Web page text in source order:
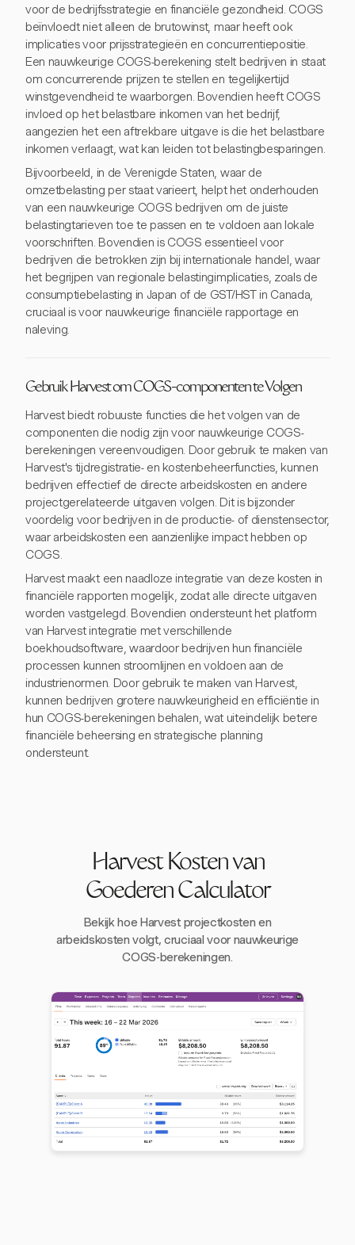
voor de bedrijfsstrategie en financiële gezondheid. COGS
beïnvloedt niet alleen de brutowinst, maar heeft ook
implicaties voor prijsstrategieën en concurrentiepositie.
Een nauwkeurige COGS-berekening stelt bedrijven in staat
om concurrerende prijzen te stellen en tegelijkertijd
winstgevendheid te waarborgen. Bovendien heeft COGS
invloed op het belastbare inkomen van het bedrijf,
aangezien het een aftrekbare uitgave is die het belastbare
inkomen verlaagt, wat kan leiden tot belastingbesparingen.
Bijvoorbeeld, in de Verenigde Staten, waar de
omzetbelasting per staat varieert, helpt het onderhouden
van een nauwkeurige COGS bedrijven om de juiste
belastingtarieven toe te passen en te voldoen aan lokale
voorschriften. Bovendien is COGS essentieel voor
bedrijven die betrokken zijn bij internationale handel, waar
het begrijpen van regionale belastingimplicaties, zoals de
consumptiebelasting in Japan of de GST/HST in Canada,
cruciaal is voor nauwkeurige financiële rapportage en
naleving.
Gebruik Harvest om COGS-componenten te Volgen
Harvest biedt robuuste functies die het volgen van de
componenten die nodig zijn voor nauwkeurige COGS-
berekeningen vereenvoudigen. Door gebruik te maken van
Harvest's tijdregistratie- en kostenbeheerfuncties, kunnen
bedrijven effectief de directe arbeidskosten en andere
projectgerelateerde uitgaven volgen. Dit is bijzonder
voordelig voor bedrijven in de productie- of dienstensector,
waar arbeidskosten een aanzienlijke impact hebben op
COGS.
Harvest maakt een naadloze integratie van deze kosten in
financiële rapporten mogelijk, zodat alle directe uitgaven
worden vastgelegd. Bovendien ondersteunt het platform
van Harvest integratie met verschillende
boekhoudsoftware, waardoor bedrijven hun financiële
processen kunnen stroomlijnen en voldoen aan de
industrienormen. Door gebruik te maken van Harvest,
kunnen bedrijven grotere nauwkeurigheid en efficiëntie in
hun COGS-berekeningen behalen, wat uiteindelijk betere
financiële beheersing en strategische planning
ondersteunt.
Harvest Kosten van
Goederen Calculator
Bekijk hoe Harvest projectkosten en
arbeidskosten volgt, cruciaal voor nauwkeurige
COGS-berekeningen.